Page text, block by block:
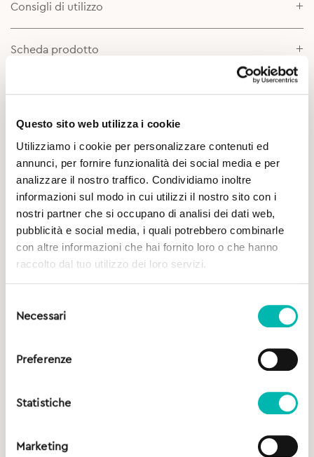
Questo sito web utilizza i cookie
Utilizziamo i cookie per personalizzare contenuti ed
annunci, per fornire funzionalità dei social media e per
analizzare il nostro traffico. Condividiamo inoltre
informazioni sul modo in cui utilizzi il nostro sito con i
nostri partner che si occupano di analisi dei dati web,
pubblicità e social media, i quali potrebbero combinarle
con altre informazioni che hai fornito loro o che hanno
raccolto dal tuo utilizzo dei loro servizi.
delNecessari
Preferenze
Statistiche
Marketing
Consigli di utilizzo
Scheda prodotto
Approfondimenti
Potrebbe Interessarti